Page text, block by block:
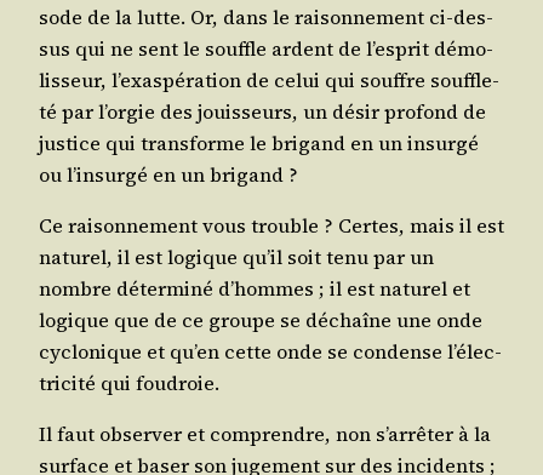
sode de la lutte. Or, dans le rai­son­ne­ment ci-des­
sus qui ne sent le souffle ardent de l’es­prit démo­
lis­seur, l’exas­pé­ra­tion de celui qui souffre souf­fle­
té par l’or­gie des jouis­seurs, un désir pro­fond de
jus­tice qui trans­forme le bri­gand en un insur­gé
ou l’in­sur­gé en un brigand ?
Ce rai­son­ne­ment vous trouble ? Certes, mais il est
natu­rel, il est logique qu’il soit tenu par un
nombre déter­mi­né d’hommes ; il est natu­rel et
logique que de ce groupe se déchaîne une onde
cyclo­nique et qu’en cette onde se condense l’élec­
tri­ci­té qui foudroie.
Il faut obser­ver et com­prendre, non s’ar­rê­ter à la
sur­face et baser son juge­ment sur des inci­dents ;